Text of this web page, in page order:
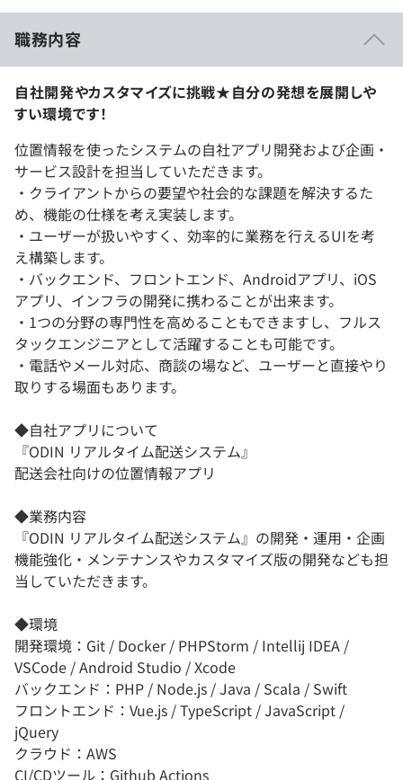
職務内容
自社開発やカスタマイズに挑戦★自分の発想を展開しや
すい環境です！
位置情報を使ったシステムの自社アプリ開発および企画・
サービス設計を担当していただきます。
・クライアントからの要望や社会的な課題を解決するた
め、機能の仕様を考え実装します。
・ユーザーが扱いやすく、効率的に業務を行えるUIを考
え構築します。
・バックエンド、フロントエンド、Androidアプリ、iOS
アプリ、インフラの開発に携わることが出来ます。
・1つの分野の専門性を高めることもできますし、フルス
タックエンジニアとして活躍することも可能です。
・電話やメール対応、商談の場など、ユーザーと直接やり
取りする場面もあります。
◆自社アプリについて
『ODIN リアルタイム配送システム』
配送会社向けの位置情報アプリ
◆業務内容
『ODIN リアルタイム配送システム』の開発・運用・企画
機能強化・メンテナンスやカスタマイズ版の開発なども担
当していただきます。
◆環境
開発環境：Git / Docker / PHPStorm / Intellij IDEA /
VSCode / Android Studio / Xcode
バックエンド：PHP / Node.js / Java / Scala / Swift
フロントエンド：Vue.js / TypeScript / JavaScript /
jQuery
クラウド：AWS
CI/CDツール：Github Actions